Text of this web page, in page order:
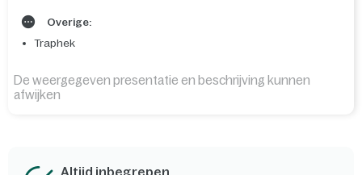
Overige:
Traphek
De weergegeven presentatie en beschrijving kunnen
afwijken